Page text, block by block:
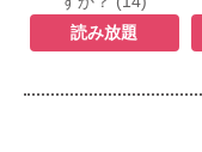
読み放題